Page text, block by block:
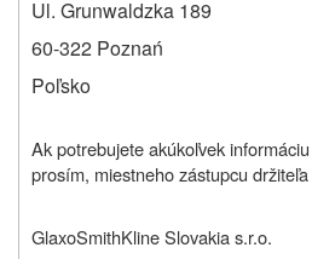
Ul. Grunwaldzka 189
60-322 Poznań
Poľsko
Ak potrebujete akúkoľvek
prosím, miestneho zástupcu
GlaxoSmithKline Slovakia s.r.o.